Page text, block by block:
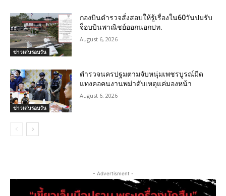
ข่าวเด่นรอบวัน
กองบินตำรวจสั่งสอบให้รู้เรื่องใน60วันปมรับ
จ็อบบินพาณิชย์ออกนอกปท.
August 6, 2026
ข่าวเด่นรอบวัน
ตำรวจนครปฐมตามจับหนุ่มเพชรบูรณ์มีด
แทงคอคนงานพม่าดับเหตุแค่มองหน้า
August 6, 2026
- Advertisment -